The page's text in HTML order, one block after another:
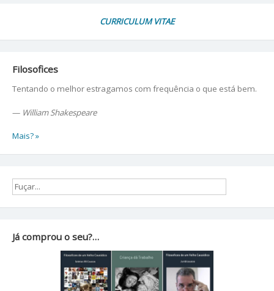
CURRICULUM VITAE
Filosofices
Tentando o melhor estragamos com frequência o que está bem.
— William Shakespeare
Mais? »
Já comprou o seu?…